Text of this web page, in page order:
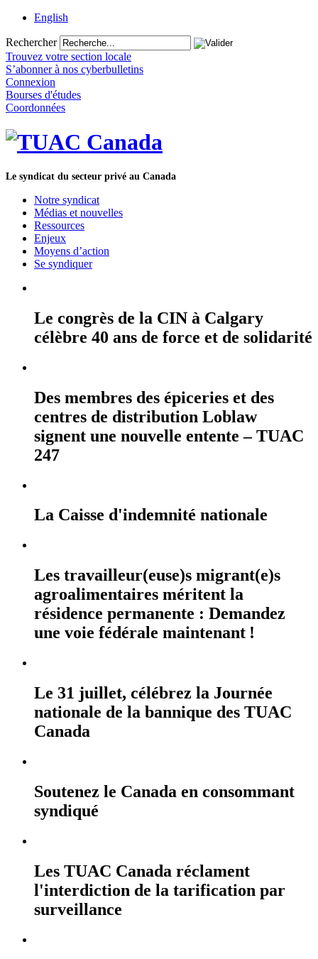
English
Rechercher
Trouvez votre section locale
S’abonner à nos cyberbulletins
Connexion
Bourses d'études
Coordonnées
Le syndicat du secteur privé au Canada
Notre syndicat
Médias et nouvelles
Ressources
Enjeux
Moyens d’action
Se syndiquer
Le congrès de la CIN à Calgary
célèbre 40 ans de force et de solidarité
Des membres des épiceries et des
centres de distribution Loblaw
signent une nouvelle entente – TUAC
247
La Caisse d'indemnité nationale
Les travailleur(euse)s migrant(e)s
agroalimentaires méritent la
résidence permanente : Demandez
une voie fédérale maintenant !
Le 31 juillet, célébrez la Journée
nationale de la bannique des TUAC
Canada
Soutenez le Canada en consommant
syndiqué
Les TUAC Canada réclament
l'interdiction de la tarification par
surveillance